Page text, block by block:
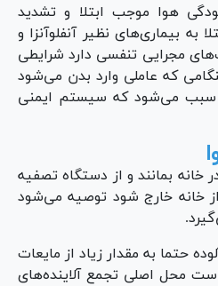
هوا موجب ابتلا و تشدید
بیماری‌های نظیر آنفلوآنزا و
مجرایی تنفسی دارد شرایطی
که عاملی وارد بدن می‌شود
سبب می‌شود که سیستم ایمنی
بمانند و از دستگاه تصفیه
خانه خارج شود توصیه می‌شود
حتما به مقدار زیاد از مایعات
است محل اصلی تجمع آلاینده‌های